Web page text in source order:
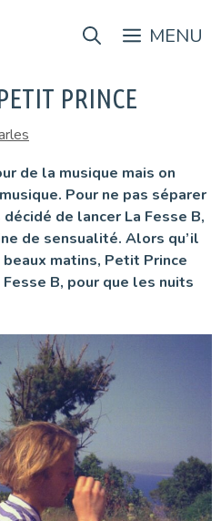
MENU
PRINCE
de la musique mais on
Pour ne pas séparer
décidé de lancer La Fesse B,
de sensualité. Alors qu’il
matins, Petit Prince
B, pour que les nuits